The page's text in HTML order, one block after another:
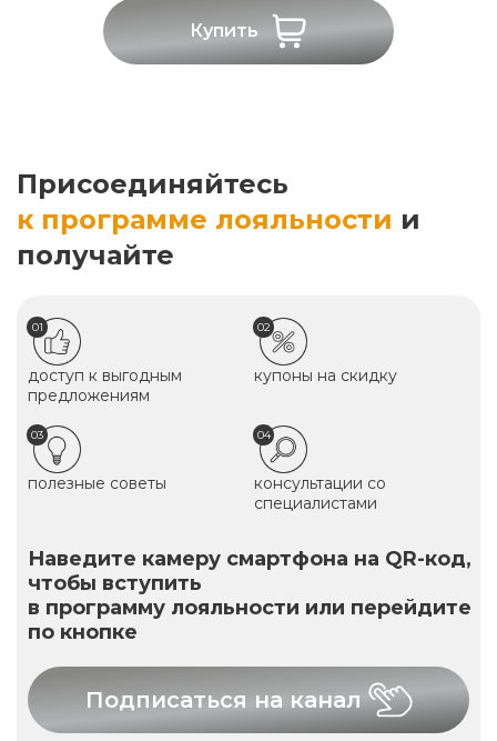
Купить
Присоединяйтесь
к программе лояльности и
получайте
01
доступ к выгодным
предложениям
02
купоны на скидку
03
полезные советы
04
консультации со
специалистами
Наведите камеру смартфона на QR-код,
чтобы вступить
в программу лояльности или перейдите
по кнопке
Подписаться на канал